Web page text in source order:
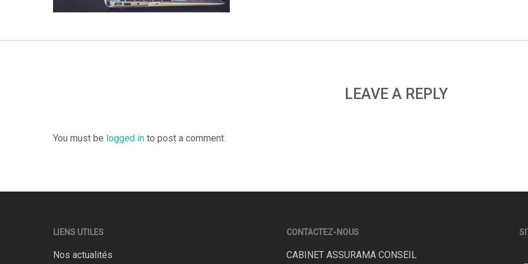
LEAVE A REPLY
You must be logged in to post a comment.
LIENS UTILES
Nos actualités
CONTACTEZ-NOUS
CABINET ASSURAMA CONSEIL